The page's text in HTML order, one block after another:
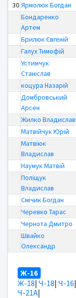
30 Ярмолюк Богдан
Бондаренко
Артем
Брилюк Євгеній
Галух Тимофій
Устимчук
Станіслав
коцура Назарій
Домбровський
Арсен
Жилко Владислав
Матвійчук Юрій
Матвіюк
Владислав
Наумук Матвій
Поліщук
Владислав
Смічик Богдан
Черевко Тарас
Чернота Дмитро
Швайко
Олександр
Ж-16
Ж-18| Ч-18| Ч-16|
Ч-21А|